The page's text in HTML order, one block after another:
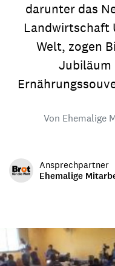
darunter das
Landwirtschaft
Welt, zogen
Jubiläum
Von Ehemalige
Ansprechpartner
Ehemalige